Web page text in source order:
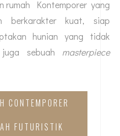
rumah Kontemporer yang
berkarakter kuat, siap
hunian yang tidak
sebuah masterpiece
CONTEMPORER
FUTURISTIK